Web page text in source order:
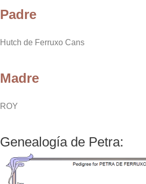
Padre
Hutch de Ferruxo Cans
Madre
ROY
Genealogía de Petra: